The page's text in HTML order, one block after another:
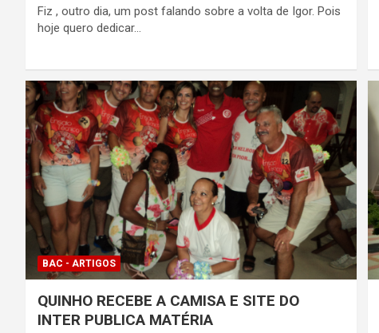
Fiz , outro dia, um post falando sobre a volta de Igor. Pois
hoje quero dedicar…
BAC - ARTIGOS
QUINHO RECEBE A CAMISA E SITE DO
INTER PUBLICA MATÉRIA